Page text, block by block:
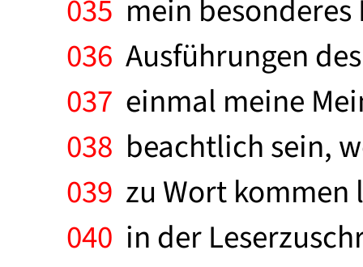
035 mein
036 Ausführungen
037 einmal meine
038 beachtlich sein,
039 zu Wort kommen
040 in der